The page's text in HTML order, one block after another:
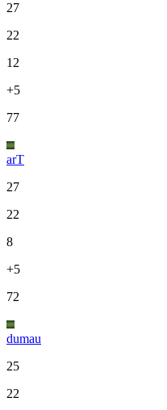
27
22
12
+5
77
arT
27
22
8
+5
72
dumau
25
22